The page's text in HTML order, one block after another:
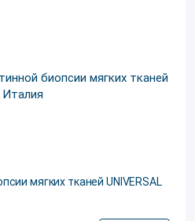
мягких тканей UNIVERSAL